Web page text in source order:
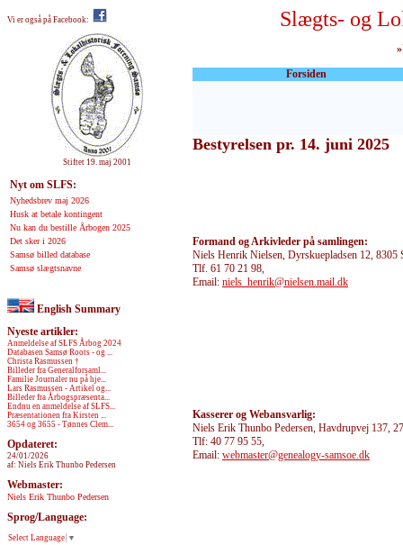
Vi er også på Facebook:
Stiftet 19. maj 2001
Nyt om SLFS:
Nyhedsbrev maj 2026
Husk at betale kontingent
Nu kan du bestille Årbogen 2025
Det sker i 2026
Samsø billed database
Samsø slægtsnavne
English Summary
Nyeste artikler:
Anmeldelse af SLFS Årbog 2024
Databasen Samsø Roots - og ...
Christa Rasmussen †
Billeder fra Generalforsaml...
Familie Journaler nu på hje...
Lars Rasmussen - Artikel og...
Billeder fra Årbogspræsenta...
Endnu en anmeldelse af SLFS...
Præsentationen fra Kirsten ...
3654 og 3655 - Tønnes Clem...
Opdateret:
24/01/2026
af: Niels Erik Thunbo Pedersen
Webmaster:
Niels Erik Thunbo Pedersen
Sprog/Language:
Select Language ▼
Slægts- og
Forsiden
Bestyrelsen pr. 14. juni 2025
Formand og Arkivleder på samlingen:
Niels Henrik Nielsen, Dyrskuepladsen 12, 8305
Tlf. 61 70 21 98,
Email: niels_henrik@nielsen.mail.dk
Kasserer og Webansvarlig:
Niels Erik Thunbo Pedersen, Havdrupvej 137,
Tlf: 40 77 95 55,
Email: webmaster@genealogy-samsoe.dk